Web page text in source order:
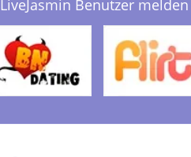
LiveJasmin Benutzer